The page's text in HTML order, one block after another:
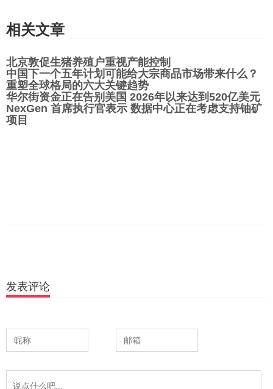
相关文章
北京敦促生猪养殖户重视产能控制
中国下一个五年计划可能给大宗商品市场带来什么？
重塑全球格局的六大关键趋势
华尔街资金正在告别美国 2026年以来达到520亿美元
NexGen 首席执行官表示 数据中心正在考虑支持铀矿
项目
发表评论